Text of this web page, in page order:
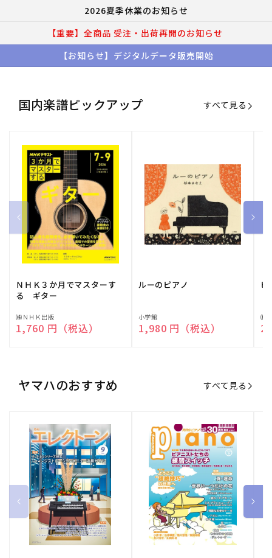
2026夏季休業のお知らせ
【重要】全商品 受注・出荷再開のお知らせ
【お知らせ】デジタルデータ販売開始
国内楽譜ピックアップ すべて見る
ＮＨＫ３か月でマスターす
る ギター
販
売
㈱ＮＨＫ出版
通常価格
1,760 円（税込）
ルーのピアノ
販
売
小学館
通常価格
1,980 円（税込）
ピ
販
売
㈱
ヤマハのおすすめ すべて見る